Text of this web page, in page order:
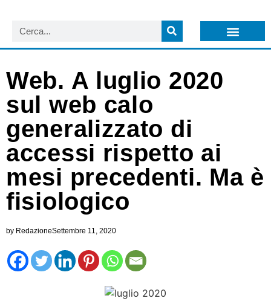
Web. A luglio 2020
sul web calo
generalizzato di
accessi rispetto ai
mesi precedenti. Ma è
fisiologico
by RedazioneSettembre 11, 2020